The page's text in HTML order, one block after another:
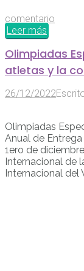
comentario
Leer más
Olimpiadas
atletas y la
26/12/2022
Olimpiadas
Anual de
1ero de
Internacional de
Internacional del